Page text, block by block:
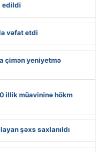
edildi
vəfat etdi
çimən yeniyetmə
illik müavininə hökm
şəxs saxlanıldı